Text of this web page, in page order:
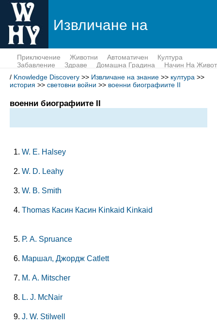
Извличане на
Приключение Животни Автоматичен
Култура
Забавление
Здраве Домашна Градина
Начин На Живот
/ Knowledge Discovery >> Извличане на знание >> култура >>
история >> световни войни >> военни биографиите II
военни биографиите II
W. Е. Halsey
W. D. Leahy
W. B. Smith
Thomas Касин Касин Kinkaid Kinkaid
Р. А. Spruance
Маршал, Джордж Catlett
М. А. Mitscher
L. J. McNair
J. W. Stilwell